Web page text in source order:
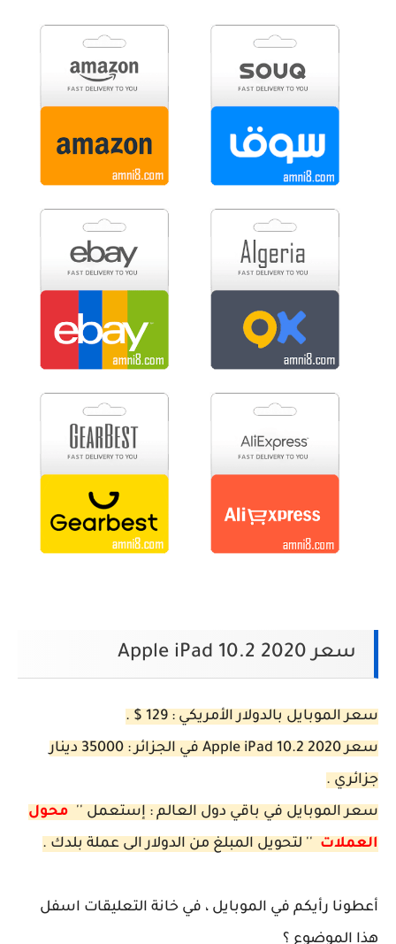
سعر Apple iPad 10.2 2020
سعر الموبايل بالدولار الأمريكي : 129 $ .
سعر Apple iPad 10.2 2020 في الجزائر : 35000 دينار
جزائري .
سعر الموبايل في باقي دول العالم : إستعمل '' محول
العملات '' لتحويل المبلغ من الدولار الى عملة بلدك .
أعطونا رأيكم في الموبايل ، في خانة التعليقات اسفل
هذا الموضوع ؟